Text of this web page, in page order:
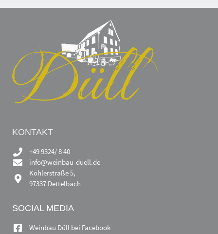
KONTAKT
+49 9324/ 8 40
info@weinbau-duell.de
Köhlerstraße 5,
97337 Dettelbach
SOCIAL MEDIA
Weinbau Düll bei Facebook